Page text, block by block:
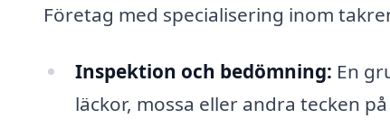
Företag med specialisering inom
Inspektion och bedömning: En
läckor, mossa eller andra tecken